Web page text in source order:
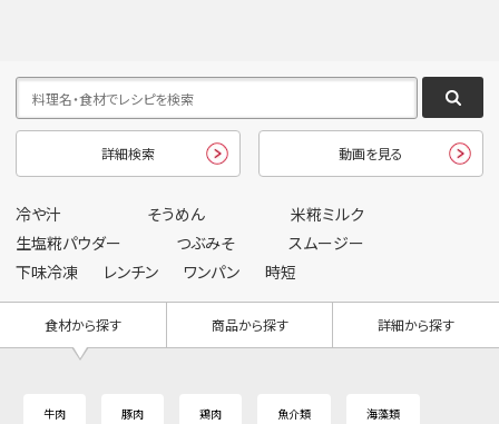
詳細検索 動画を見る
冷や汁 そうめん
米糀ミルク
生塩糀パウダー
つぶみそ
スムージー
下味冷凍
レンチン ワンパン 時短
食材から探す 商品から探す 詳細から探す
牛肉 豚肉 鶏肉 魚介類 海藻類